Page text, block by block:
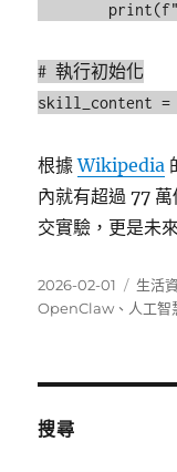
# 執行初始化
根據Wikipedia
內就有超過 77
交實驗，更是未來
發
佈
2026-02-01
分
類
生活
OpenClaw 、 人工智
搜尋